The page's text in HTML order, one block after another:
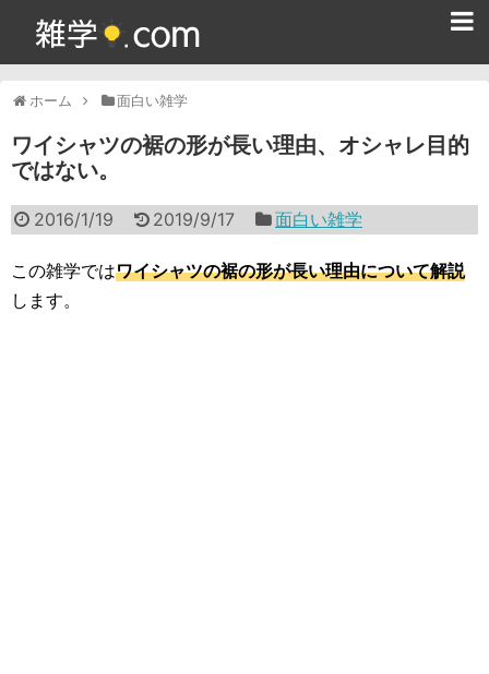
ホーム 面白い雑学
ワイシャツの裾の形が長い理由、オシャレ目的
ではない。
2016/1/19 2019/9/17 面白い雑学
この雑学ではワイシャツの裾の形が長い理由について解説
します。
365日雑学カレンダー
面白い雑学
ためになる雑学